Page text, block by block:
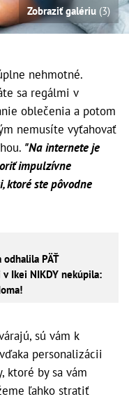
Zobraziť galériu (3)
nehmotné.
sa regálmi v
oblečenia a potom
nemusíte vyťahovať
"Na internete je
impulzívne
ktoré ste pôvodne
PÄŤ
Ikei NIKDY nekúpila:
sú vám k
personalizácii
ktoré by sa vám
ľahko stratiť